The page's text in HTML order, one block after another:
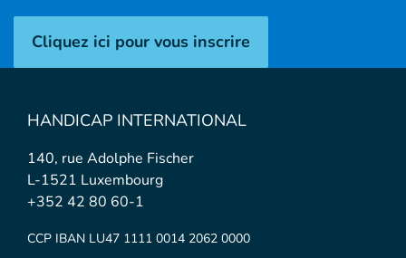
Cliquez ici pour vous inscrire
HANDICAP INTERNATIONAL
140, rue Adolphe Fischer
L-1521 Luxembourg
+352 42 80 60-1
CCP IBAN LU47 1111 0014 2062 0000